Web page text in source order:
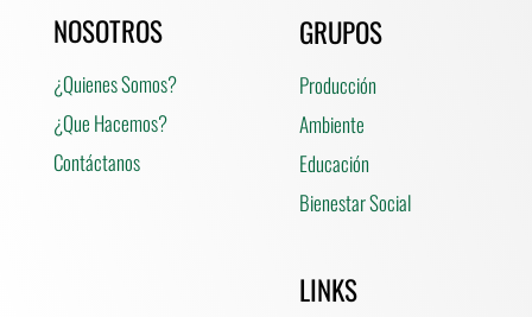
NOSOTROS
¿Quienes Somos?
¿Que Hacemos?
Contáctanos
GRUPOS
Producción
Ambiente
Educación
Bienestar Social
LINKS